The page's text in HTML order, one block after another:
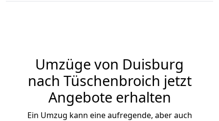
Umzüge von Duisburg
nach Tüschenbroich jetzt
Angebote erhalten
Ein Umzug kann eine aufregende, aber auch